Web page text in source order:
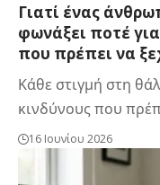
Γιατί ένας
φωνάξει ποτέ
που πρέπει να
Κάθε στιγμή στη
κινδύνους που
16 Ιουνίου 2026